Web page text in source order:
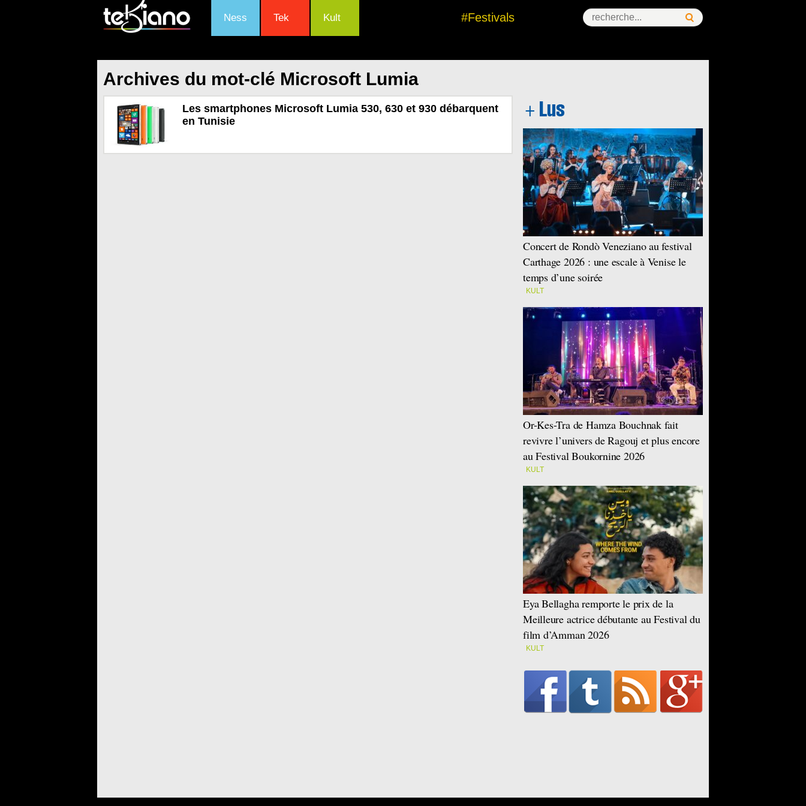
Ness Tek Kult #Festivals
Archives du mot-clé Microsoft Lumia
Les smartphones Microsoft Lumia 530, 630 et 930 débarquent
en Tunisie
Concert de Rondò Veneziano au festival
Carthage 2026 : une escale à Venise le
temps d’une soirée
KULT
Or-Kes-Tra de Hamza Bouchnak fait
revivre l’univers de Ragouj et plus encore
au Festival Boukornine 2026
KULT
Eya Bellagha remporte le prix de la
Meilleure actrice débutante au Festival du
film d’Amman 2026
KULT